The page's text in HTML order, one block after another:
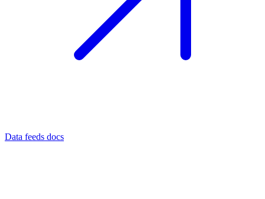
Data feeds docs